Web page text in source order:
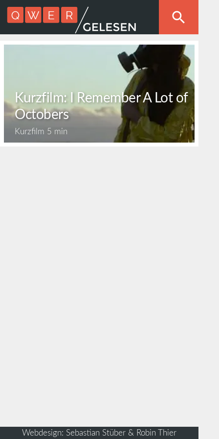
Kurzfilm: I Remember A Lot of
Octobers
Kurzfilm 5 min
Webdesign: Sebastian Stüber & Robin Thier